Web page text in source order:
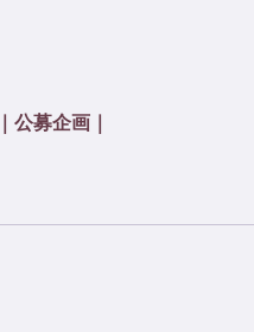
公募企画｜